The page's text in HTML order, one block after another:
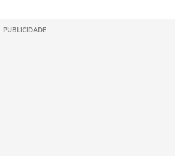
PUBLICIDADE